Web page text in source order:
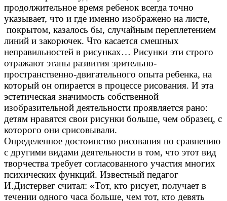
продолжительное время ребенок всегда точно
указывает, что и где именно изображено на листе,
покрытом, казалось бы, случайным переплетением
линий и закорючек. Что касается смешных
неправильностей в рисунках… Рисунки эти строго
отражают этапы развития зрительно-
пространственно-двигательного опыта ребенка, на
который он опирается в процессе рисования. И эта
эстетическая значимость собственной
изобразительной деятельности проявляется рано:
детям нравятся свои рисунки больше, чем образец, с
которого они срисовывали.
Определенное достоинство рисования по сравнению
с другими видами деятельности в том, что этот вид
творчества требует согласованного участия многих
психических функций. Известный педагог
И.Дистервег считал: «Тот, кто рисует, получает в
течении одного часа больше, чем тот, кто девять